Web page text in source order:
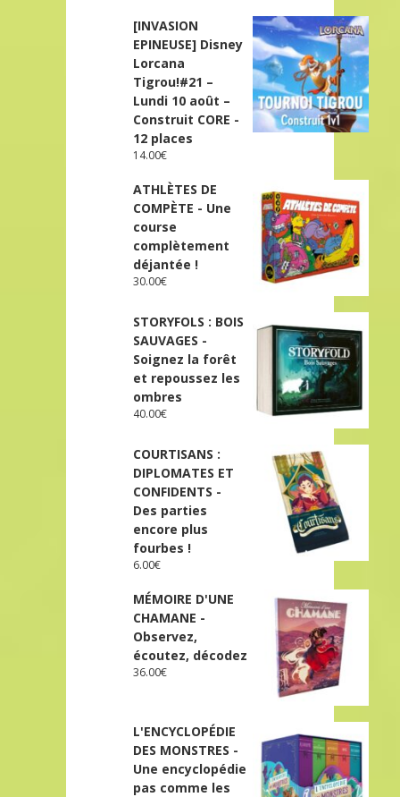
[INVASION
EPINEUSE] Disney
Lorcana
Tigrou!#21 –
Lundi 10 août –
Construit CORE -
12 places
14.00€
ATHLÈTES DE
COMPÈTE - Une
course
complètement
déjantée !
30.00€
STORYFOLS : BOIS
SAUVAGES -
Soignez la forêt
et repoussez les
ombres
40.00€
COURTISANS :
DIPLOMATES ET
CONFIDENTS -
Des parties
encore plus
fourbes !
6.00€
MÉMOIRE D'UNE
CHAMANE -
Observez,
écoutez, décodez
36.00€
L'ENCYCLOPÉDIE
DES MONSTRES -
Une encyclopédie
pas comme les